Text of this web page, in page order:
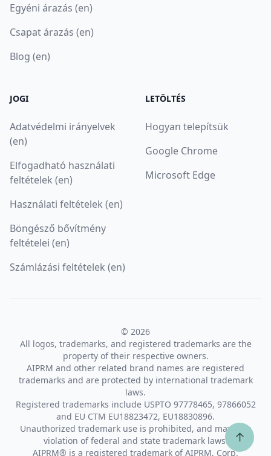
Egyéni árazás (en)
Csapat árazás (en)
Blog (en)
JOGI
Adatvédelmi irányelvek
(en)
Elfogadható használati
feltételek (en)
Használati feltételek (en)
Böngésző bővítmény
feltételei (en)
Számlázási feltételek (en)
LETÖLTÉS
Hogyan telepítsük
Google Chrome
Microsoft Edge
© 2026
All logos, trademarks, and registered trademarks are the
property of their respective owners.
AIPRM and other related brand names are registered
trademarks and are protected by international trademark
laws.
Registered trademarks include USPTO 97778465, 97866052
and EU CTM EU18823472, EU18830896.
Unauthorized trademark use is prohibited, and may be a
violation of federal and state trademark laws.
AIPRM® is a registered trademark of AIPRM, Corp.
↑